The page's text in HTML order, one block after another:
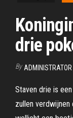
drie
By ADMINISTRATOR
Staven drie is
zullen verdwijnen